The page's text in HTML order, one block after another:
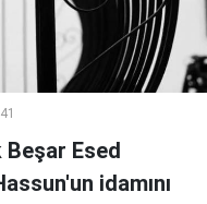
Esed
idamını